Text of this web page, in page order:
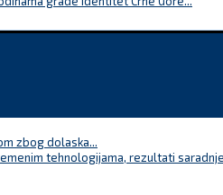
zbog dolaska...
tehnologijama, rezultati saradnje